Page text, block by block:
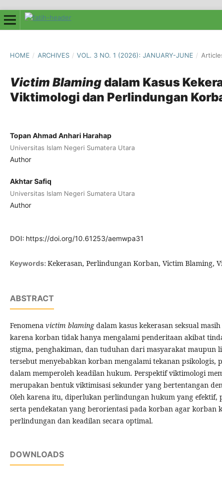
HOME / ARCHIVES / VOL. 3 NO. 1 (2026): JANUARY-JUNE /
Victim Blamingdalam Kasus
Viktimologi dan Perlindungan
Topan Ahmad Anhari Harahap
Universitas Islam Negeri Sumatera Utara
Author
Akhtar Safiq
Universitas Islam Negeri Sumatera Utara
Author
DOI: https://doi.org/10.61253/aemwpa31
Keywords: Kekerasan, Perlindungan Korban, Victim Blaming,
ABSTRACT
Fenomena victim blamingdalam kasus kekerasan seksual
karena korban tidak hanya mengalami penderitaan akibat
stigma, penghakiman, dan tuduhan dari masyarakat maupun
tersebut menyebabkan korban mengalami tekanan psikologis,
dalam memperoleh keadilan hukum. Perspektif viktimologi
merupakan bentuk viktimisasi sekunder yang bertentangan
Oleh karena itu, diperlukan perlindungan hukum yang efektif,
serta pendekatan yang berorientasi pada korban agar korban
perlindungan dan keadilan secara optimal.
DOWNLOADS